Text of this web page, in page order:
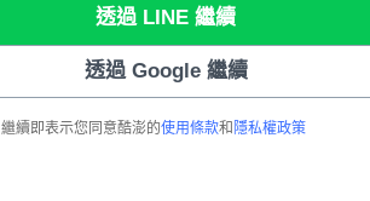
透過 LINE 繼續
透過 Google 繼續
繼續即表示您同意酷澎的使用條款和 隱私權政策